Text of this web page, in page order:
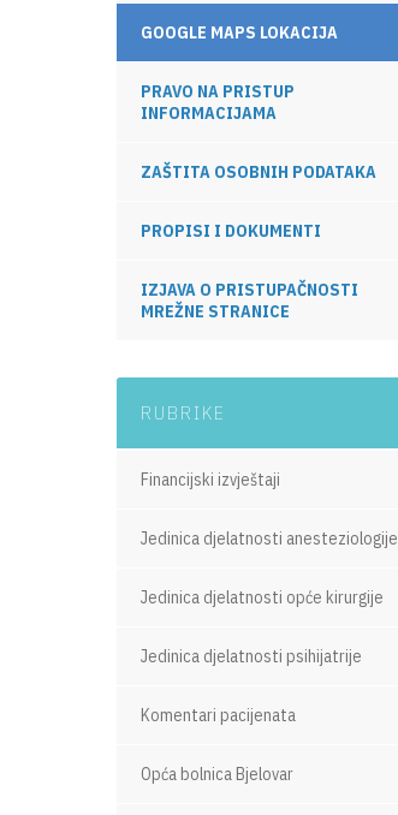
GOOGLE MAPS LOKACIJA
PRAVO NA PRISTUP
INFORMACIJAMA
ZAŠTITA OSOBNIH PODATAKA
PROPISI I DOKUMENTI
IZJAVA O PRISTUPAČNOSTI
MREŽNE STRANICE
RUBRIKE
Financijski izvještaji
Jedinica djelatnosti anesteziologije
Jedinica djelatnosti opće kirurgije
Jedinica djelatnosti psihijatrije
Komentari pacijenata
Opća bolnica Bjelovar